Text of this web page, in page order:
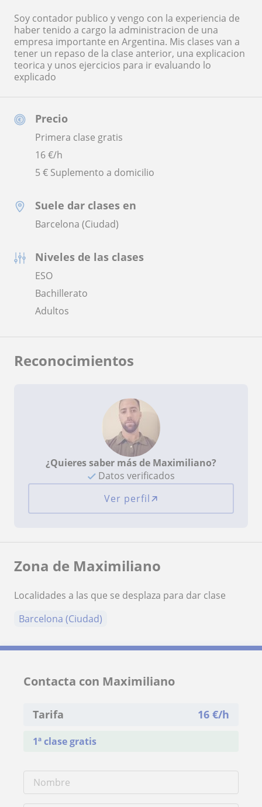
Precio
Primera clase gratis
16€/h
5 € Suplemento a domicilio
Suele dar clases en
Barcelona (Ciudad)
Niveles de las clases
ESO
Bachillerato
Adultos
Soy contador publico y vengo con la experiencia de
haber tenido a cargo la administracion de una
empresa importante en Argentina. Mis clases van a
tener un repaso de la clase anterior, una explicacion
teorica y unos ejercicios para ir evaluando lo
explicado
Reconocimientos
¿Quieres saber más de Maximiliano?
Datos verificados
Ver perfil
Zona de Maximiliano
Localidades a las que se desplaza para dar clase
Barcelona (Ciudad)
Contacta con Maximiliano
Tarifa 16 €/h
1ª clase gratis